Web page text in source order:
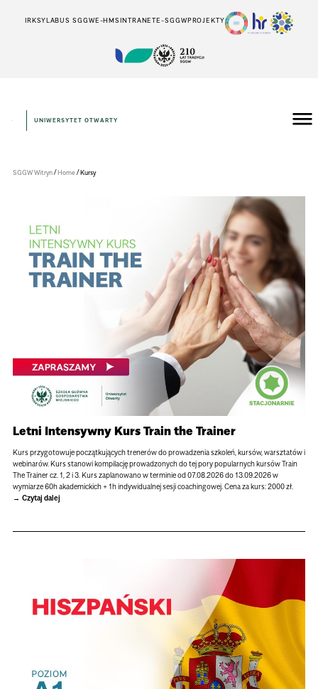
IRKSYLABUS SGGWE-HMSINTRANETE-SGGWPROJEKTY
UNIWERSYTET OTWARTY
SGGW Witryn/Home/Kursy
Letni Intensywny Kurs Train the Trainer
Kurs przygotowuje początkujących trenerów do prowadzenia szkoleń, kursów, warsztatów i
webinarów. Kurs stanowi kompilację prowadzonych do tej pory popularnych kursów Train
The Trainer cz. 1, 2 i 3. Kurs zaplanowano w terminie od 07.08.2026 do 13.09.2026 w
wymiarze 60h akademickich + 1h indywidualnej sesji coachingowej. Cena za kurs: 2000 zł.
Czytaj dalej